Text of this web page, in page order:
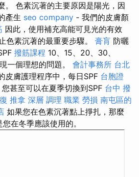
。 色素沉著的主要原因是陽光，因
產生 seo company - 我們的皮膚顏
因此，使用補充高能可見光的有效
色素沉著的最重要步驟。 膏肓 防曬
撥筋課程 10、15、20、30、
一個理想的問題。 會計事務所 台北
皮膚護理程序中，每日SPF 台胞證
甚至可以在夏季切換到SPF 台中 撥
推拿 深層 調理 職業 勞損 南屯區的
如果您在色素沉著點上掙扎，那麼
在冬季應該使用的。